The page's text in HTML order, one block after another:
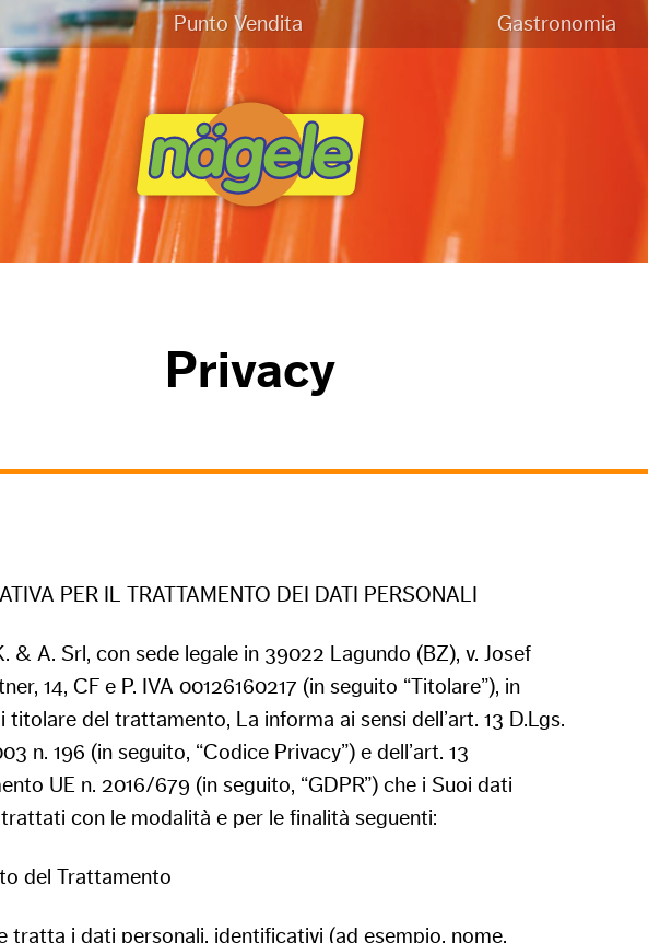
Punto Vendita Gastronomia
Privacy
PER IL TRATTAMENTO DEI DATI PERSONALI
& A. Srl, con sede legale in 39022 Lagundo (BZ), v. Josef
14, CF e P. IVA 00126160217 (in seguito “Titolare”), in
titolare del trattamento, La informa ai sensi dell’art. 13 D.Lgs.
n. 196 (in seguito, “Codice Privacy”) e dell’art. 13
UE n. 2016/679 (in seguito, “GDPR”) che i Suoi dati
con le modalità e per le finalità seguenti:
del Trattamento
tratta i dati personali, identificativi (ad esempio, nome,